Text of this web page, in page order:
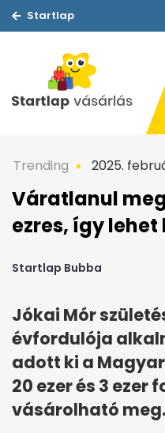
Startlap
Trending 2025.
Váratlanul
ezres, így
Startlap Bubba
Jókai Mór
évfordulója
adott ki a
20 ezer és 3
vásárolható meg.